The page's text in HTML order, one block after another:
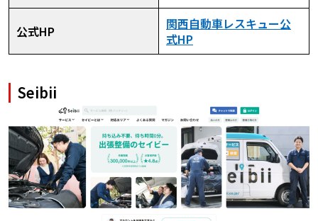
公式HP
関西自動車レスキュー公
式HP
Seibii